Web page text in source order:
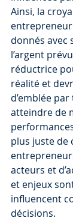
Ainsi, la
donnés avec
l’argent
réductrice
réalité et
d’emblée
atteindre de
plus juste de
acteurs et
et enjeux
influencent
décisions.